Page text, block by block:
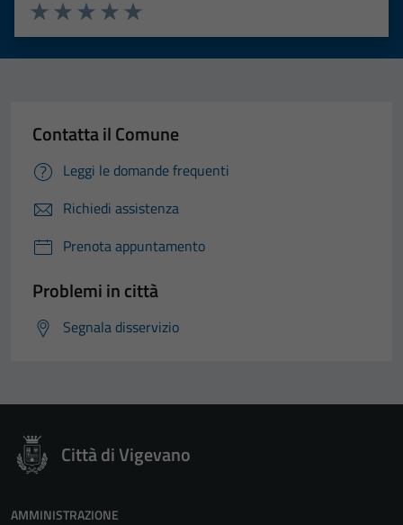
Valuta 5 stelle su 5
Valuta 4 stelle su 5
Valuta 3 stelle su 5
Valuta 2 stelle su 5
Valuta 1 stelle su 5
Contatta il Comune
Leggi le domande frequenti
Richiedi assistenza
Prenota appuntamento
Problemi in città
Segnala disservizio
Città di Vigevano
AMMINISTRAZIONE
non raccolgono